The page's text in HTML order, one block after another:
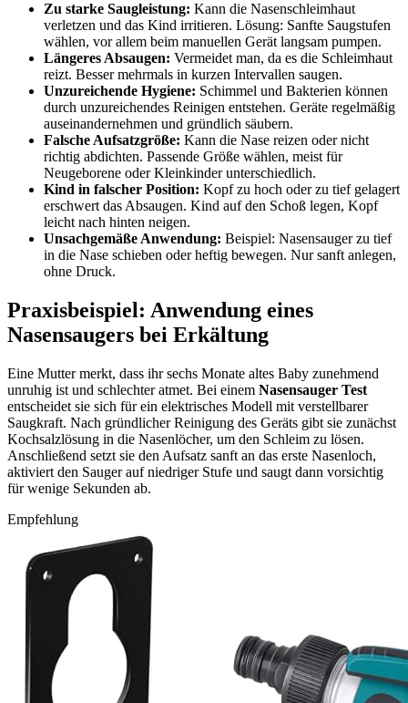
Zu starke Saugleistung: Kann die Nasenschleimhaut
verletzen und das Kind irritieren. Lösung: Sanfte Saugstufen
wählen, vor allem beim manuellen Gerät langsam pumpen.
Längeres Absaugen: Vermeidet man, da es die Schleimhaut
reizt. Besser mehrmals in kurzen Intervallen saugen.
Unzureichende Hygiene: Schimmel und Bakterien können
durch unzureichendes Reinigen entstehen. Geräte regelmäßig
auseinandernehmen und gründlich säubern.
Falsche Aufsatzgröße: Kann die Nase reizen oder nicht
richtig abdichten. Passende Größe wählen, meist für
Neugeborene oder Kleinkinder unterschiedlich.
Kind in falscher Position: Kopf zu hoch oder zu tief gelagert
erschwert das Absaugen. Kind auf den Schoß legen, Kopf
leicht nach hinten neigen.
Unsachgemäße Anwendung: Beispiel: Nasensauger zu tief
in die Nase schieben oder heftig bewegen. Nur sanft anlegen,
ohne Druck.
Praxisbeispiel: Anwendung eines
Nasensaugers bei Erkältung
Eine Mutter merkt, dass ihr sechs Monate altes Baby zunehmend
unruhig ist und schlechter atmet. Bei einem Nasensauger Test
entscheidet sie sich für ein elektrisches Modell mit verstellbarer
Saugkraft. Nach gründlicher Reinigung des Geräts gibt sie zunächst
Kochsalzlösung in die Nasenlöcher, um den Schleim zu lösen.
Anschließend setzt sie den Aufsatz sanft an das erste Nasenloch,
aktiviert den Sauger auf niedriger Stufe und saugt dann vorsichtig
für wenige Sekunden ab.
Empfehlung